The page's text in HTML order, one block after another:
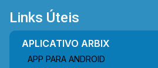
Links Úteis
APLICATIVO ARBIX
APP PARA ANDROID